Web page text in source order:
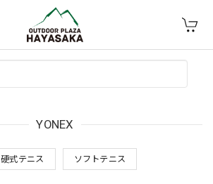
YONEX
硬式テニス ソフトテニス